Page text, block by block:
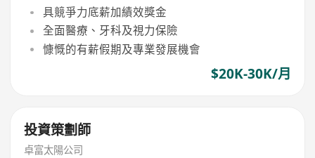
具競爭力底薪加績效獎金
全面醫療、牙科及視力保險
慷慨的有薪假期及專業發展機會
$20K-30K/月
投資策劃師
卓富太陽公司